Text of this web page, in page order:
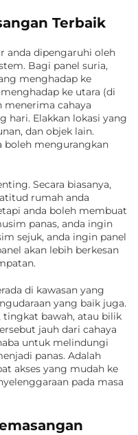
Terbaik
anda dipengaruhi oleh
Bagi panel suria,
menghadap ke
ke utara (di
menerima cahaya
hari. Elakkan lokasi yang
dan objek lain.
boleh mengurangkan
Secara biasanya,
rumah anda
anda boleh membuat
panas, anda ingin
sejuk, anda ingin panel
akan lebih berkesan
di kawasan yang
yang baik juga.
tingkat bawah, atau bilik
jauh dari cahaya
untuk melindungi
panas. Adalah
akses yang mudah ke
pada masa